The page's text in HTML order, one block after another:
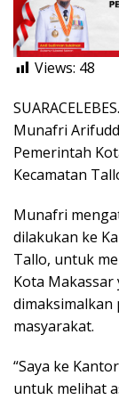
Views: 48
Munafri
Pemerintah
Kecamatan
Munafri
dilakukan ke
Tallo, untuk
Kota
dimaksimalkan
masyarakat.
“Saya ke
untuk melihat